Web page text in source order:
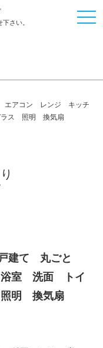
さい。
エアコン レンジ キッチ
ス 照明 換気扇
建て 丸ごと
室 洗面 トイ
明 換気扇